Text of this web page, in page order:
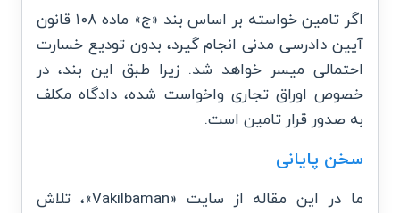
اگر تامین خواسته بر اساس بند «ج» ماده ۱۰۸ قانون
آیین دادرسی مدنی انجام گیرد، بدون تودیع خسارت
احتمالی میسر خواهد شد. زیرا طبق این بند، در
خصوص اوراق تجاری واخواست شده، دادگاه مکلف
به صدور قرار تامین است.
سخن پایانی
ما در این مقاله از سایت «Vakilbaman»، تلاش